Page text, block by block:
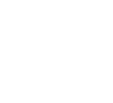
，但钛却是地球上最强的金
非常高昂的。其实钛金属也是
夫球杆或者钛潜艇吗？现在，
到底是怎么发现的呢？又有什
开钛金属的6个“事实”吧。
世纪才被分离出来